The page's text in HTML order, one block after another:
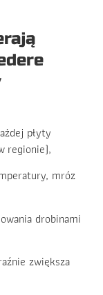
płyty
regionie),
mróz
drobinami
zwiększa